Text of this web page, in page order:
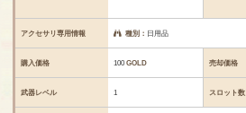
アクセサリ専用情報 種別： 日用品
購入価格 100GOLD 売却価格
武器レベル 1 スロット数